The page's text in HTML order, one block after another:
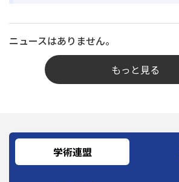
ニュースはありません。
もっと見る
学術連盟